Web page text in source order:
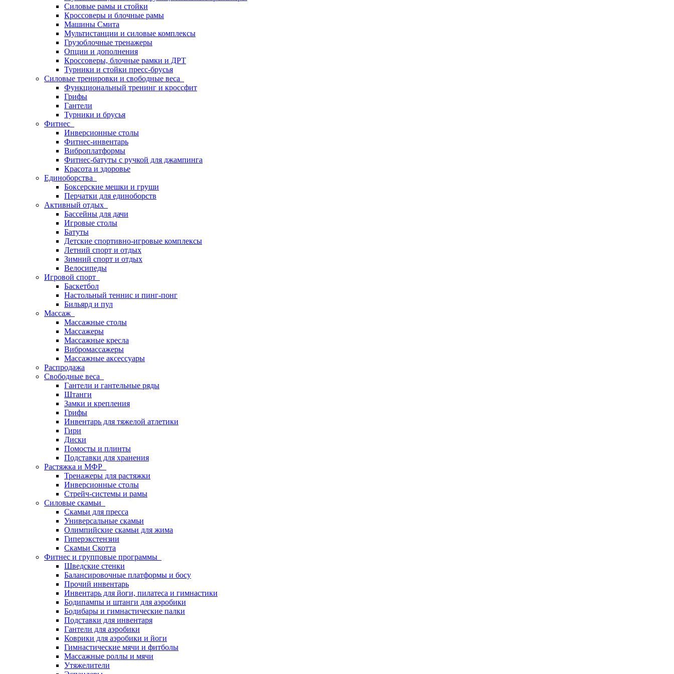
Силовые рамы и стойки
Кроссоверы и блочные рамы
Машины Смита
Мультистанции и силовые комплексы
Грузоблочные тренажеры
Опции и дополнения
Кроссоверы, блочные рамки и ДРТ
Турники и стойки пресс-брусья
Силовые тренировки и свободные веса
Функциональный тренинг и кроссфит
Грифы
Гантели
Турники и брусья
Фитнес
Инверсионные столы
Фитнес-инвентарь
Виброплатформы
Фитнес-батуты с ручкой для джампинга
Красота и здоровье
Единоборства
Боксерские мешки и груши
Перчатки для единоборств
Активный отдых
Бассейны для дачи
Игровые столы
Батуты
Детские спортивно-игровые комплексы
Летний спорт и отдых
Зимний спорт и отдых
Велосипеды
Игровой спорт
Баскетбол
Настольный теннис и пинг-понг
Бильярд и пул
Массаж
Массажные столы
Массажеры
Массажные кресла
Вибромассажеры
Массажные аксессуары
Распродажа
Свободные веса
Гантели и гантельные ряды
Штанги
Замки и крепления
Грифы
Инвентарь для тяжелой атлетики
Гири
Диски
Помосты и плинты
Подставки для хранения
Растяжка и МФР
Тренажеры для растяжки
Инверсионные столы
Стрейч-системы и рамы
Силовые скамьи
Скамьи для пресса
Универсальные скамьи
Олимпийские скамьи для жима
Гиперэкстензии
Скамьи Скотта
Фитнес и групповые программы
Шведские стенки
Балансировочные платформы и босу
Прочий инвентарь
Инвентарь для йоги, пилатеса и гимнастики
Бодипампы и штанги для аэробики
Бодибары и гимнастические палки
Подставки для инвентаря
Гантели для аэробики
Коврики для аэробики и йоги
Гимнастические мячи и фитболы
Массажные роллы и мячи
Утяжелители